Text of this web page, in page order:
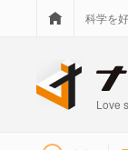
科学を
Love